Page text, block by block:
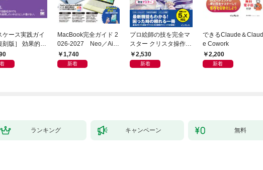
ケース実践ガイ
刻版］ 効果的な
ケースの書き方
MacBook完全ガイド 2
026-2027 Neo／Air
／Pro対応
1,740
新着
プロ絵師の技を完全マ
スター クリスタ操作術
決定版 改訂2版 CLIP S
TUDIO PAINT PRO/E
2,530
新着
できるClaude＆Claud
e Cowork
2,200
新着
ランキング キャンペーン 無料